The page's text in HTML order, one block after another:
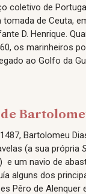
coletivo de
tomada de Ceuta,
D. Henrique.
os marinheiros
ao Golfo da
Bartolomeu
(a sua própria
) e um navio de
alguns dos
Pêro de Alenquer